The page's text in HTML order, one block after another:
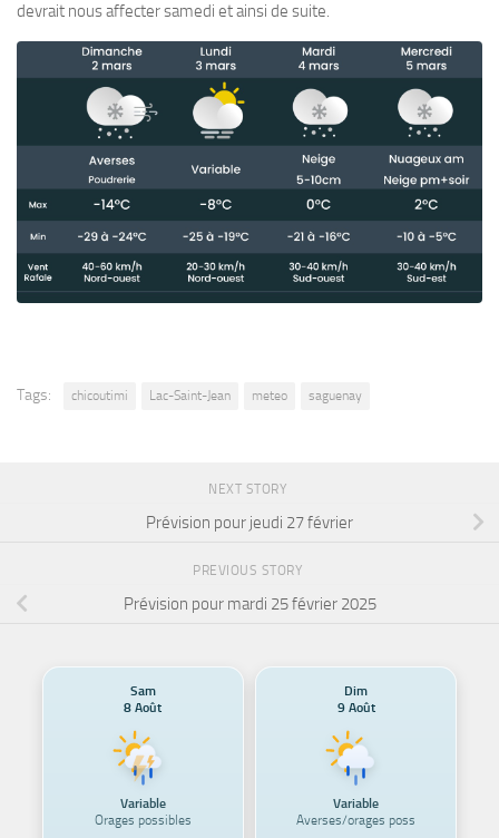
devrait nous affecter samedi et ainsi de suite.
Tags: chicoutimi Lac-Saint-Jean meteo saguenay
NEXT STORY
Prévision pour jeudi 27 février
PREVIOUS STORY
Prévision pour mardi 25 février 2025
Sam
8 Août
Variable
Orages possibles
Dim
9 Août
Variable
Averses/orages poss